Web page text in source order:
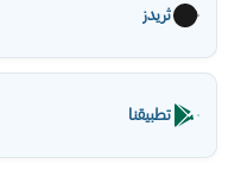
ثريدز
تطبيقنا